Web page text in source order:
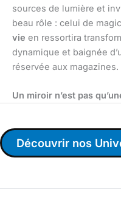
sources de lumière et
beau rôle : celui de
vie en ressortira
dynamique et baignée
réservée aux magazines.
Un miroir n’est pas
Découvrir nos